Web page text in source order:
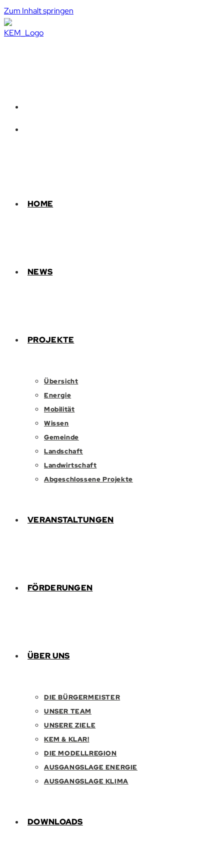
Zum Inhalt springen
HOME
NEWS
PROJEKTE
Übersicht
Energie
Mobilität
Wissen
Gemeinde
Landschaft
Landwirtschaft
Abgeschlossene Projekte
VERANSTALTUNGEN
FÖRDERUNGEN
ÜBER UNS
DIE BÜRGERMEISTER
UNSER TEAM
UNSERE ZIELE
KEM & KLAR!
DIE MODELLREGION
AUSGANGSLAGE ENERGIE
AUSGANGSLAGE KLIMA
DOWNLOADS